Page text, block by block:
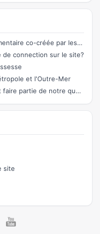
les citoyens permettant des échanges
de connection sur le site?
et l'Outre-Mer
partie de notre quotidien ?
site